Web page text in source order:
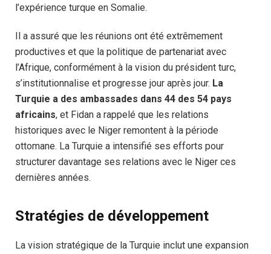
l’expérience turque en Somalie.
Il a assuré que les réunions ont été extrêmement
productives et que la politique de partenariat avec
l’Afrique, conformément à la vision du président turc,
s’institutionnalise et progresse jour après jour. La
Turquie a des ambassades dans 44 des 54 pays
africains, et Fidan a rappelé que les relations
historiques avec le Niger remontent à la période
ottomane. La Turquie a intensifié ses efforts pour
structurer davantage ses relations avec le Niger ces
dernières années.
Stratégies de développement
La vision stratégique de la Turquie inclut une expansion